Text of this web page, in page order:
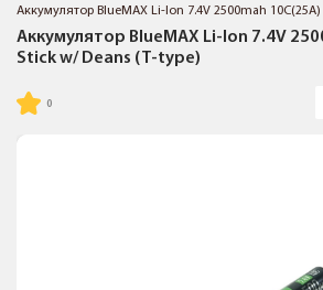
Аккумулятор BlueMAX Li-Ion 7.4V 2500mah
Аккумулятор BlueMAX Li-Ion 7.4V
Stick w/ Deans (T-type)